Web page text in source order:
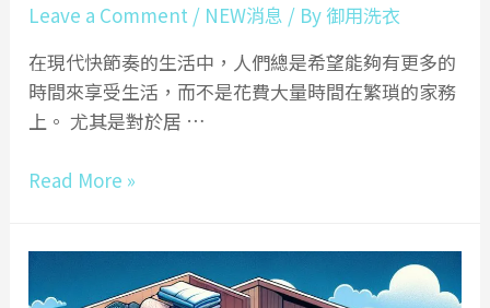
Leave a Comment / NEW消息 / By御用洗衣
在現代快節奏的生活中，人們總是希望能夠有更多的
時間來享受生活，而不是花費大量時間在繁瑣的家務
上。 尤其是對於居 …
打
空
Read More »